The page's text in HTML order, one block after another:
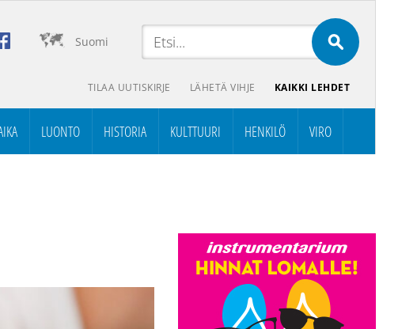
Suomi
TILAA UUTISKIRJE LÄHETÄ VIHJE KAIKKI LEHDET
LUONTO HISTORIA KULTTUURI HENKILÖ VIRO